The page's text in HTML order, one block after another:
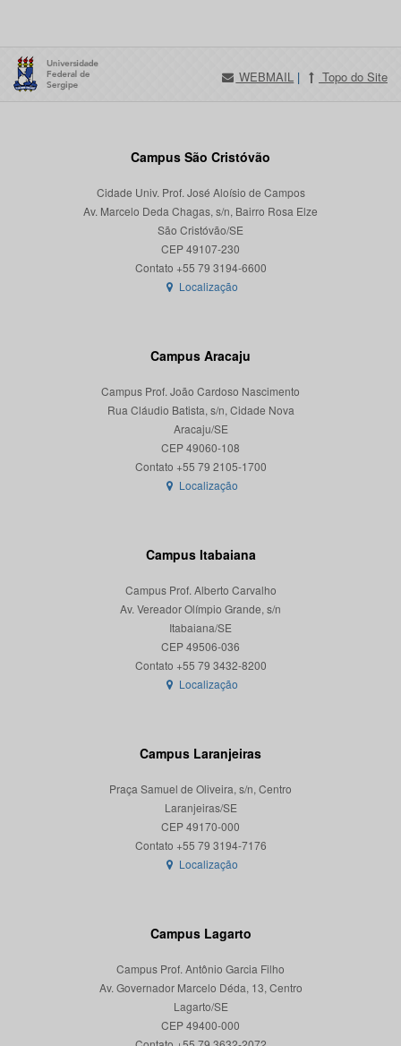
WEBMAIL | Topo do Site
Campus São Cristóvão
Cidade Univ. Prof. José Aloísio de Campos
Av. Marcelo Deda Chagas, s/n, Bairro Rosa Elze
São Cristóvão/SE
CEP 49107-230
Localização
Campus Aracaju
Campus Prof. João Cardoso Nascimento
Rua Cláudio Batista, s/n, Cidade Nova
Aracaju/SE
CEP 49060-108
Localização
Campus Itabaiana
Campus Prof. Alberto Carvalho
Av. Vereador Olímpio Grande, s/n
Itabaiana/SE
CEP 49506-036
Localização
Campus Laranjeiras
Praça Samuel de Oliveira, s/n, Centro
Laranjeiras/SE
CEP 49170-000
Localização
Campus Lagarto
Campus Prof. Antônio Garcia Filho
Av. Governador Marcelo Déda, 13, Centro
Lagarto/SE
CEP 49400-000